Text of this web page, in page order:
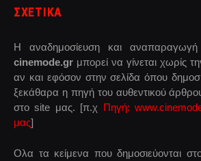
ΣΧΕΤΙΚΑ
Η αναδημοσίευση και
cinemode.gr μπορεί να γίνεται χωρίς
αν και εφόσον στην σελίδα όπου
ξεκάθαρα η πηγή του αυθεντικού
στο site μας. [π.χ Πηγή:
μας]
Ολα τα κείμενα που δημοσιεύονται